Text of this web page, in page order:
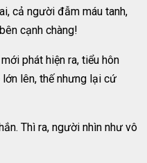
cả người đẫm máu tanh,
cạnh chàng!
phát hiện ra, tiểu hôn
lên, thế nhưng lại cứ
Thì ra, người nhìn như vô